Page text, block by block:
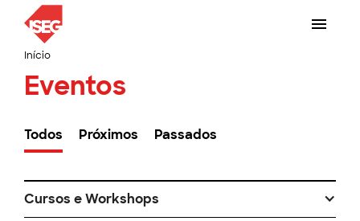
Início
Eventos
Todos Próximos Passados
Cursos e Workshops